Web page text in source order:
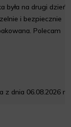
była na drugi dzień.
i bezpiecznie
Polecam
z dnia 06.08.2026 r.